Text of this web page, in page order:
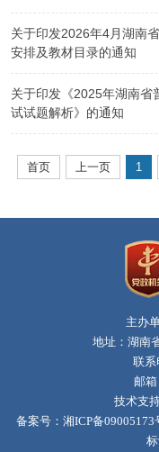
关于印发2026年4月湖南
安排及教材目录的通知
关于印发《2025年湖南省
试试题解析》的通知
首页 上一页 1
主办
地址：湖南
联系
邮箱
技术支
备案号： 湘ICP备09005173